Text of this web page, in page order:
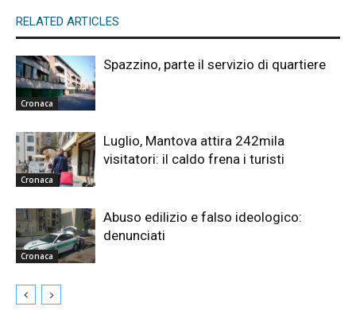
RELATED ARTICLES
Cronaca
Spazzino, parte il servizio di quartiere
Cronaca
Luglio, Mantova attira 242mila
visitatori: il caldo frena i turisti
Cronaca
Abuso edilizio e falso ideologico:
denunciati